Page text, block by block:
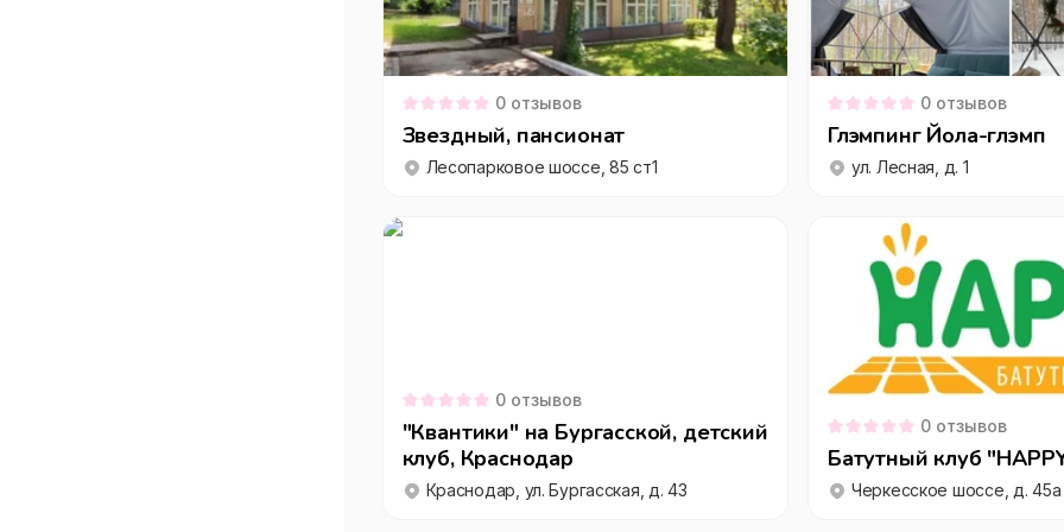
0 отзывов
Звездный, пансионат
Лесопарковое шоссе, 85 ст1
0 отзывов
Глэмпинг Йола-глэмп
ул. Лесная, д. 1
0 отзывов
"Квантики" на Бургасской, детский
клуб, Краснодар
Краснодар, ул. Бургасская, д. 43
0 отзывов
Батутный клуб
Черкесское шоссе, д. 45а